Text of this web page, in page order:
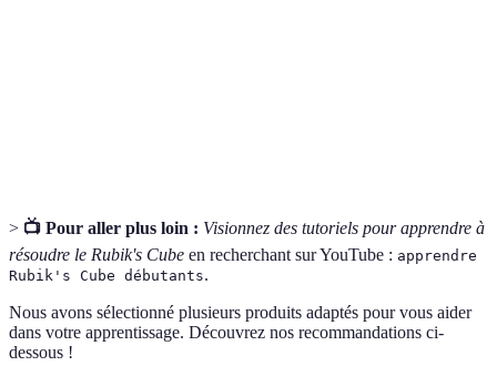
> 📺 Pour aller plus loin : Visionnez des tutoriels pour apprendre à
résoudre le Rubik's Cube en recherchant sur YouTube : apprendre
Rubik's Cube débutants.
Nous avons sélectionné plusieurs produits adaptés pour vous aider
dans votre apprentissage. Découvrez nos recommandations ci-
dessous !